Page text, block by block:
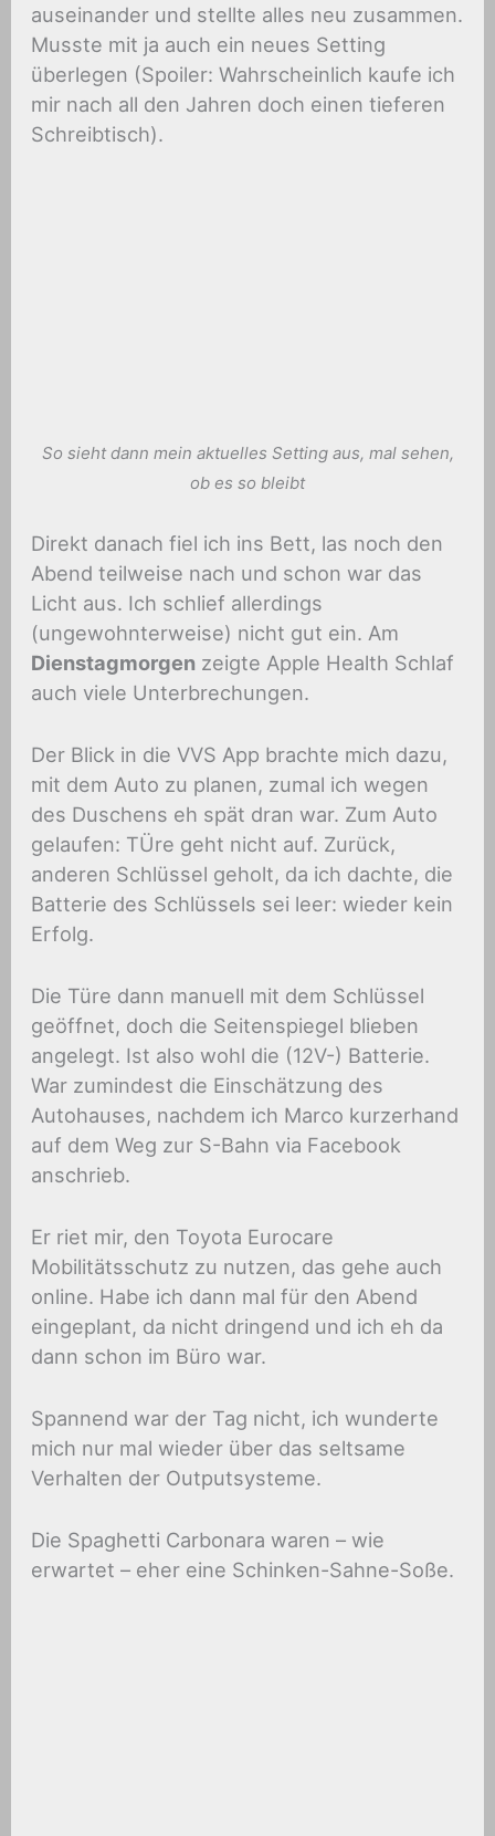
auseinander und stellte alles neu zusammen.
Musste mit ja auch ein neues Setting
überlegen (Spoiler: Wahrscheinlich kaufe ich
mir nach all den Jahren doch einen tieferen
Schreibtisch).
So sieht dann mein aktuelles Setting aus, mal sehen,
ob es so bleibt
Direkt danach fiel ich ins Bett, las noch den
Abend teilweise nach und schon war das
Licht aus. Ich schlief allerdings
(ungewohnterweise) nicht gut ein. Am
Dienstagmorgen zeigte Apple Health Schlaf
auch viele Unterbrechungen.
Der Blick in die VVS App brachte mich dazu,
mit dem Auto zu planen, zumal ich wegen
des Duschens eh spät dran war. Zum Auto
gelaufen: TÜre geht nicht auf. Zurück,
anderen Schlüssel geholt, da ich dachte, die
Batterie des Schlüssels sei leer: wieder kein
Erfolg.
Die Türe dann manuell mit dem Schlüssel
geöffnet, doch die Seitenspiegel blieben
angelegt. Ist also wohl die (12V-) Batterie.
War zumindest die Einschätzung des
Autohauses, nachdem ich Marco kurzerhand
auf dem Weg zur S-Bahn via Facebook
anschrieb.
Er riet mir, den Toyota Eurocare
Mobilitätsschutz zu nutzen, das gehe auch
online. Habe ich dann mal für den Abend
eingeplant, da nicht dringend und ich eh da
dann schon im Büro war.
Spannend war der Tag nicht, ich wunderte
mich nur mal wieder über das seltsame
Verhalten der Outputsysteme.
Die Spaghetti Carbonara waren – wie
erwartet – eher eine Schinken-Sahne-Soße.